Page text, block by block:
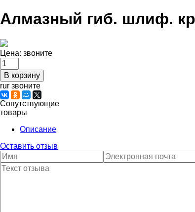
Алмазный гиб. шлиф.
Цена: звоните
rur звоните
Сопутствующие
товары
Описание
Оставить отзыв